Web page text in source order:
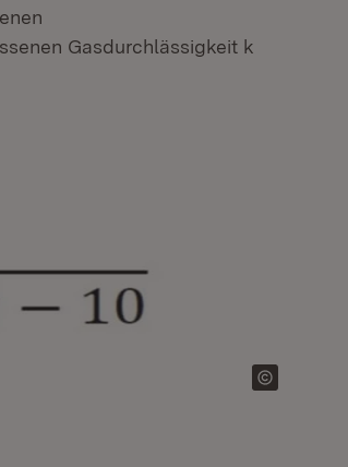
Gasdurchlässigkeit k